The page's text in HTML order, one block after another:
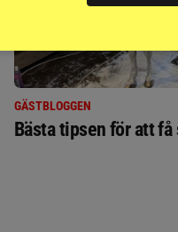
GÄSTBLOGGEN
Bästa tipsen för att